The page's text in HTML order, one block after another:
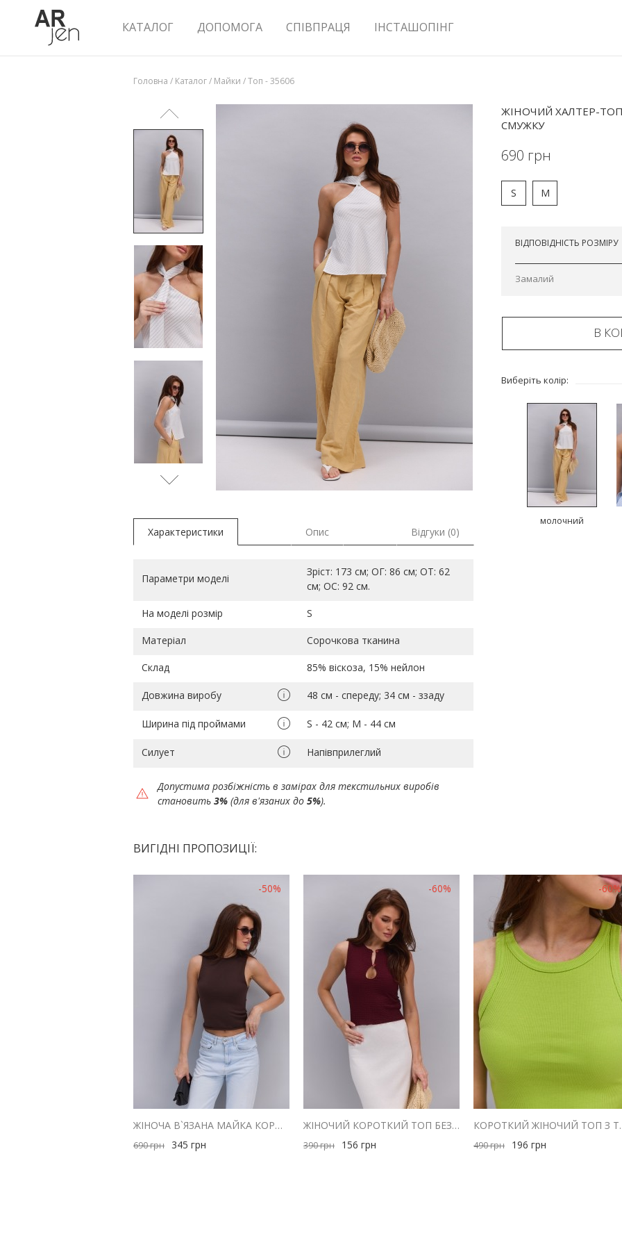
КАТАЛОГ ДОПОМОГА СПІВПРАЦЯ ІНСТАШОПІНГ
Головна / Каталог/ Майки /Топ - 35606
ЖІНОЧИЙ ХАЛТЕР-
СМУЖКУ
690 грн
S M
ВІДПОВІДНІСТЬ РОЗМІРУ
Замалий
В
Виберіть колір:
молочний
Характеристики Опис Відгуки (0)
Параметри моделі
Зріст: 173 см; ОГ: 86 см; ОТ: 62
см; ОС: 92 см.
На моделі розмір S
Матеріал Сорочкова тканина
Склад 85% віскоза, 15% нейлон
Довжина виробу 48 см - спереду; 34 см - ззаду
Ширина під проймами S - 42 см; M - 44 см
Силует Напівприлеглий
Допустима розбіжність в замірах для текстильних виробів
становить 3% (для в'язаних до 5%).
ВИГІДНІ ПРОПОЗИЦІЇ:
-50%
ЖІНОЧА В`ЯЗАНА МАЙКА КОРИЧНЕВА З ЗАКРУЧЕНИМИ КРАЯМИ
690грн 345 грн
-60%
ЖІНОЧИЙ КОРОТКИЙ ТОП БЕЗ РУКАВІВ БОРДОВИЙ З ВИРІЗОМ НА ҐУДЗИКАХ
390грн 156 грн
-60%
КОРОТКИЙ
490грн 196 грн